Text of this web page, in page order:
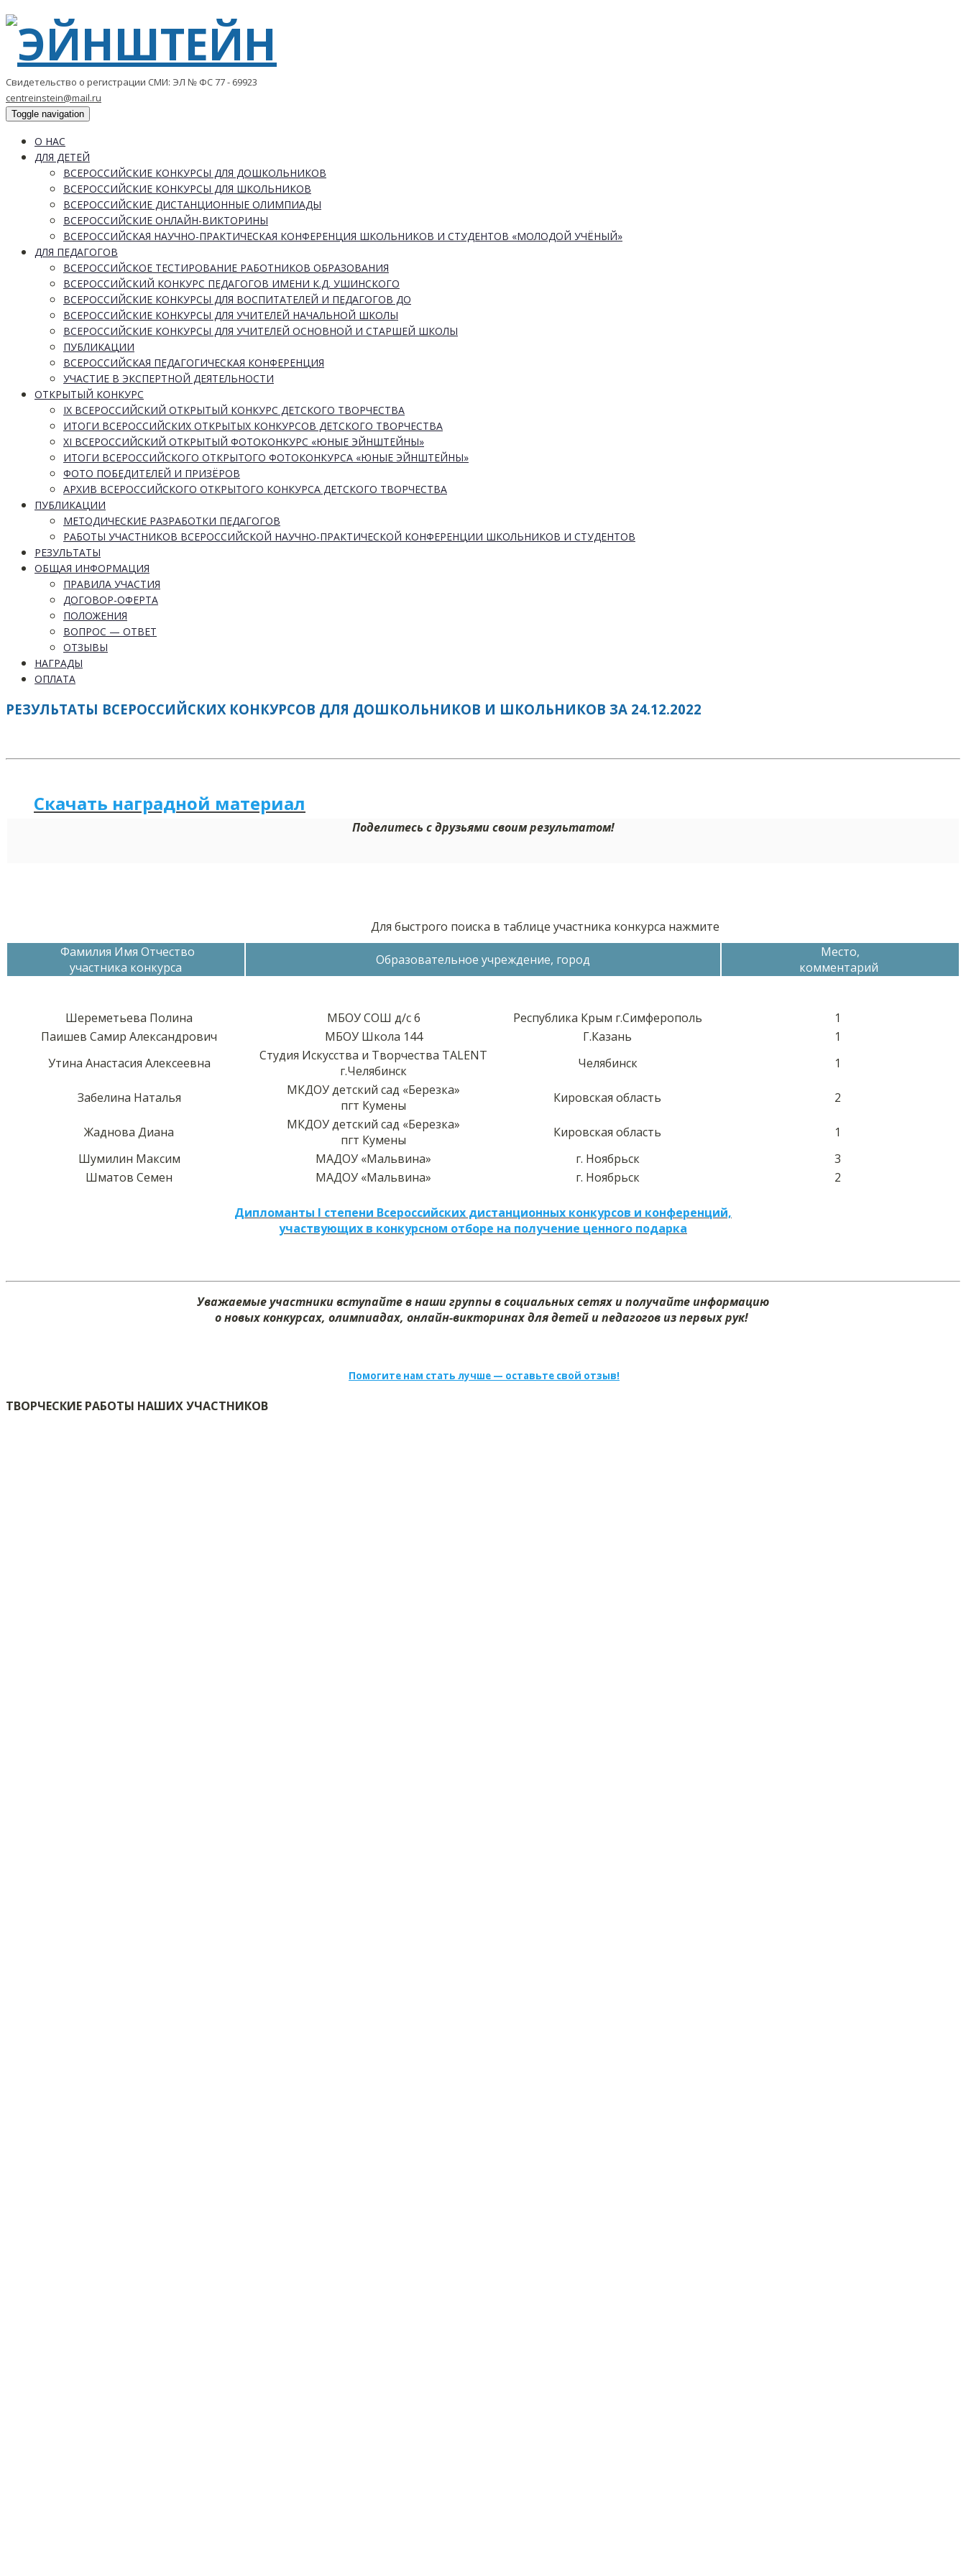
Свидетельство о регистрации СМИ: ЭЛ № ФС 77 - 69923
centreinstein@mail.ru
Toggle navigation
О НАС
ДЛЯ ДЕТЕЙ
ВСЕРОССИЙСКИЕ КОНКУРСЫ ДЛЯ ДОШКОЛЬНИКОВ
ВСЕРОССИЙСКИЕ КОНКУРСЫ ДЛЯ ШКОЛЬНИКОВ
ВСЕРОССИЙСКИЕ ДИСТАНЦИОННЫЕ ОЛИМПИАДЫ
ВСЕРОССИЙСКИЕ ОНЛАЙН-ВИКТОРИНЫ
ВСЕРОССИЙСКАЯ НАУЧНО-ПРАКТИЧЕСКАЯ КОНФЕРЕНЦИЯ ШКОЛЬНИКОВ И СТУДЕНТОВ «МОЛОДОЙ УЧЁНЫЙ»
ДЛЯ ПЕДАГОГОВ
ВСЕРОССИЙСКОЕ ТЕСТИРОВАНИЕ РАБОТНИКОВ ОБРАЗОВАНИЯ
ВСЕРОССИЙСКИЙ КОНКУРС ПЕДАГОГОВ ИМЕНИ К.Д. УШИНСКОГО
ВСЕРОССИЙСКИЕ КОНКУРСЫ ДЛЯ ВОСПИТАТЕЛЕЙ И ПЕДАГОГОВ ДО
ВСЕРОССИЙСКИЕ КОНКУРСЫ ДЛЯ УЧИТЕЛЕЙ НАЧАЛЬНОЙ ШКОЛЫ
ВСЕРОССИЙСКИЕ КОНКУРСЫ ДЛЯ УЧИТЕЛЕЙ ОСНОВНОЙ И СТАРШЕЙ ШКОЛЫ
ПУБЛИКАЦИИ
ВСЕРОССИЙСКАЯ ПЕДАГОГИЧЕСКАЯ КОНФЕРЕНЦИЯ
УЧАСТИЕ В ЭКСПЕРТНОЙ ДЕЯТЕЛЬНОСТИ
ОТКРЫТЫЙ КОНКУРС
IX ВСЕРОССИЙСКИЙ ОТКРЫТЫЙ КОНКУРС ДЕТСКОГО ТВОРЧЕСТВА
ИТОГИ ВСЕРОССИЙСКИХ ОТКРЫТЫХ КОНКУРСОВ ДЕТСКОГО ТВОРЧЕСТВА
XI ВСЕРОССИЙСКИЙ ОТКРЫТЫЙ ФОТОКОНКУРС «ЮНЫЕ ЭЙНШТЕЙНЫ»
ИТОГИ ВСЕРОССИЙСКОГО ОТКРЫТОГО ФОТОКОНКУРСА «ЮНЫЕ ЭЙНШТЕЙНЫ»
ФОТО ПОБЕДИТЕЛЕЙ И ПРИЗЁРОВ
АРХИВ ВСЕРОССИЙСКОГО ОТКРЫТОГО КОНКУРСА ДЕТСКОГО ТВОРЧЕСТВА
ПУБЛИКАЦИИ
МЕТОДИЧЕСКИЕ РАЗРАБОТКИ ПЕДАГОГОВ
РАБОТЫ УЧАСТНИКОВ ВСЕРОССИЙСКОЙ НАУЧНО-ПРАКТИЧЕСКОЙ КОНФЕРЕНЦИИ ШКОЛЬНИКОВ И СТУДЕНТОВ
РЕЗУЛЬТАТЫ
ОБЩАЯ ИНФОРМАЦИЯ
ПРАВИЛА УЧАСТИЯ
ДОГОВОР-ОФЕРТА
ПОЛОЖЕНИЯ
ВОПРОС — ОТВЕТ
ОТЗЫВЫ
НАГРАДЫ
ОПЛАТА
РЕЗУЛЬТАТЫ ВСЕРОССИЙСКИХ КОНКУРСОВ ДЛЯ ДОШКОЛЬНИКОВ И ШКОЛЬНИКОВ ЗА 24.12.2022
Скачать наградной материал
Поделитесь с друзьями своим результатом!
Для быстрого поиска в таблице участника конкурса нажмите
Фамилия Имя Отчество
участника конкурса
Образовательное учреждение, город
Место,
комментарий
Шереметьева Полина МБОУ СОШ д/с 6 Республика Крым г.Симферополь
1
Паишев Самир Александрович
МБОУ Школа 144 Г.Казань
1
Утина Анастасия Алексеевна
Студия Искусства и Творчества TALENT
г.Челябинск
Челябинск 1
Забелина Наталья
МКДОУ детский сад «Березка»
пгт Кумены
Кировская область 2
Жаднова Диана
МКДОУ детский сад «Березка»
пгт Кумены
Кировская область
1
Шумилин Максим
МАДОУ «Мальвина» г. Ноябрьск
3
Шматов Семен
МАДОУ «Мальвина» г. Ноябрьск 2
Дипломанты I степени Всероссийских дистанционных конкурсов и конференций,
участвующих в конкурсном отборе на получение ценного подарка
Уважаемые участники вступайте в наши группы в социальных сетях и получайте информацию
о новых конкурсах, олимпиадах, онлайн-викторинах для детей и педагогов из первых рук!
Помогите нам стать лучше — оставьте свой отзыв!
ТВОРЧЕСКИЕ РАБОТЫ НАШИХ УЧАСТНИКОВ